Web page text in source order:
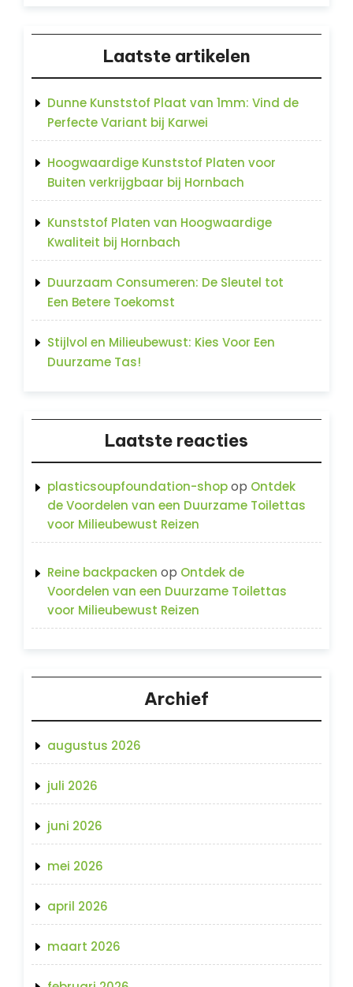
Laatste artikelen
Dunne Kunststof Plaat van 1mm: Vind de
Perfecte Variant bij Karwei
Hoogwaardige Kunststof Platen voor
Buiten verkrijgbaar bij Hornbach
Kunststof Platen van Hoogwaardige
Kwaliteit bij Hornbach
Duurzaam Consumeren: De Sleutel tot
Een Betere Toekomst
Stijlvol en Milieubewust: Kies Voor Een
Duurzame Tas!
Laatste reacties
plasticsoupfoundation-shopop Ontdek
de Voordelen van een Duurzame Toilettas
voor Milieubewust Reizen
Reine backpacken op Ontdek de
Voordelen van een Duurzame Toilettas
voor Milieubewust Reizen
Archief
augustus 2026
juli 2026
juni 2026
mei 2026
april 2026
maart 2026